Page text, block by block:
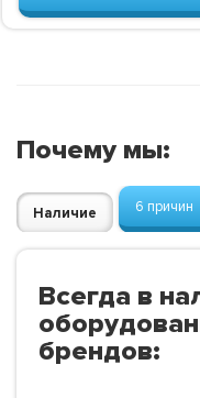
Почему мы:
Наличие 6 причин
Всегда в
брендов: